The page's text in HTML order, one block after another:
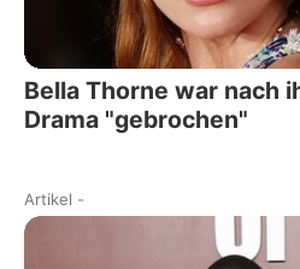
Bella Thorne war nach
Drama "gebrochen"
Artikel -